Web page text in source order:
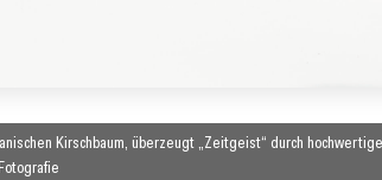
Kirschbaum, überzeugt „Zeitgeist“ durch hochwertige